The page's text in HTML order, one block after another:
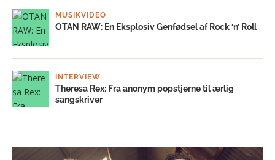
MUSIKVIDEO
OTAN RAW: En Eksplosiv Genfødsel af Rock ‘n’ Roll
INTERVIEW
Theresa Rex: Fra anonym popstjerne til ærlig
sangskriver